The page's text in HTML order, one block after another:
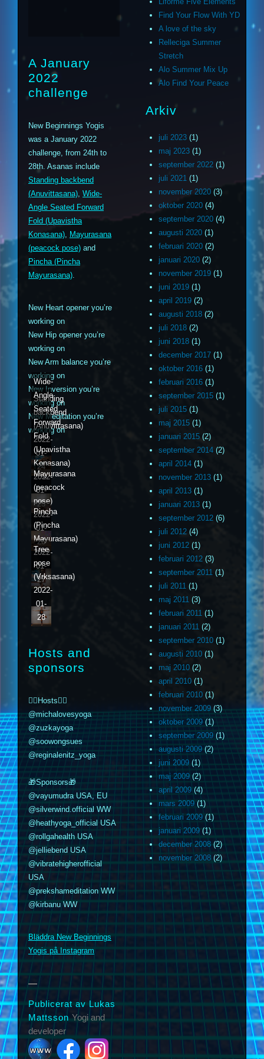
A January
2022
challenge
New Beginnings Yogis
was a January 2022
challenge, from 24th to
28th. Asanas include
Standing backbend
(Anuvittasana) Wide-
Angle Seated Forward
Fold (Upavistha
Konasana)
Mayurasana
(peacock pose) and
Pincha (Pincha
Mayurasana)
New Heart opener you’re
working on
New Hip opener you’re
working on
New Arm balance you’re
working on
New Inversion you’re
working on
New Meditation you’re
working on
Standing
backbend
(Anuvittasana)
2022-
01-
24
Wide-
Angle
Seated
Forward
Fold
(Upavistha
Konasana)
2022-
01-
25
Mayurasana
(peacock
pose)
2022-
01-
26
Pincha
(Pincha
Mayurasana)
2022-
01-
27
Tree
pose
(Vrksasana)
2022-
01-
28
Hosts and
sponsors
🧘‍♀️Hosts🧘‍♀️
@michalovesyoga
@zuzkayoga
@soowongsues
@reginalenitz_yoga
🎁Sponsors🎁
@vayumudra USA, EU
@silverwind.official WW
@heathyoga_official USA
@rollgahealth USA
@jelliebend USA
@vibratehigherofficial
USA
@prekshameditation WW
@kirbanu WW
Bläddra New Beginnings
Yogis på Instagram
Publicerat av Lukas
MattssonYogi and
developer
Find Your Flow With YD
A love of the sky
Relleciga Summer
Stretch
Alo Summer Mix Up
Alo Find Your Peace
Arkiv
juli 2023 (1)
maj 2023 (1)
september 2022 (1)
juli 2021 (1)
november 2020 (3)
oktober 2020 (4)
september 2020 (4)
augusti 2020 (1)
februari 2020 (2)
januari 2020 (2)
november 2019 (1)
juni 2019 (1)
april 2019 (2)
augusti 2018 (2)
juli 2018 (2)
juni 2018 (1)
december 2017 (1)
oktober 2016 (1)
februari 2016 (1)
september 2015 (1)
juli 2015 (1)
maj 2015 (1)
januari 2015 (2)
september 2014 (2)
april 2014 (1)
november 2013 (1)
april 2013 (1)
januari 2013 (1)
september 2012 (6)
juli 2012 (4)
juni 2012 (1)
februari 2012 (3)
september 2011 (1)
juli 2011 (1)
maj 2011 (3)
februari 2011 (1)
januari 2011 (2)
september 2010 (1)
augusti 2010 (1)
maj 2010 (2)
april 2010 (1)
februari 2010 (1)
november 2009(3)
oktober 2009 (1)
september 2009(1)
augusti 2009 (2)
juni 2009 (1)
maj 2009(2)
april 2009(4)
mars 2009(1)
februari 2009(1)
januari 2009(1)
december 2008(2)
november 2008 (2)